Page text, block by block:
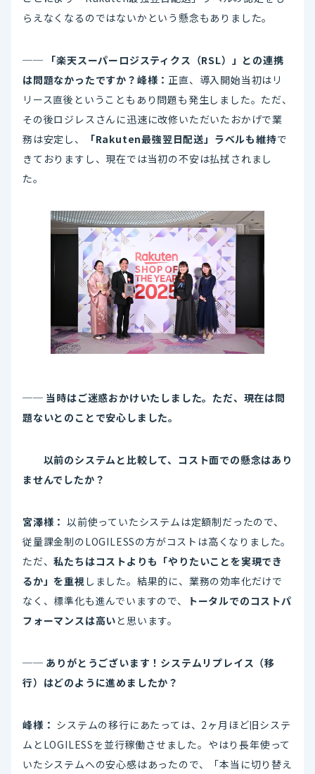
らえなくなるのではないかという懸念もありました。
── 「楽天スーパーロジスティクス（RSL）」との連携
は問題なかったですか？峰様： 正直、導入開始当初はリ
リース直後ということもあり問題も発生しました。ただ、
その後ロジレスさんに迅速に改修いただいたおかげで業
務は安定し、
「Rakuten最強翌日配送」ラベルも維持で
きておりますし、現在では当初の不安は払拭されまし
た。
── 当時はご迷惑おかけいたしました。ただ、現在は問
題ないとのことで安心しました。
以前のシステムと比較して、コスト面での懸念はあり
ませんでしたか？
宮澤様： 以前使っていたシステムは定額制だったので、
従量課金制のLOGILESSの方がコストは高くなりました。
ただ、私たちはコストよりも「やりたいことを実現でき
るか」を重視 しました。結果的に、業務の効率化だけで
なく、標準化も進んでいますので、
トータルでのコストパ
フォーマンスは高いと思います。
── ありがとうございます！システムリプレイス（移
行）はどのように進めましたか？
峰様： システムの移行にあたっては、2ヶ月ほど旧システ
ムとLOGILESSを並行稼働させました。やはり長年使って
いたシステムへの安心感はあったので、「本当に切り替え